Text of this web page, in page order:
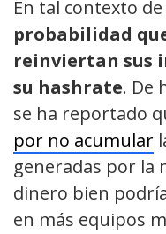
En tal contexto
probabilidad
reinviertan sus
su hashrate. De
se ha reportado
por no acumular
generadas por la
dinero bien
en más equipos